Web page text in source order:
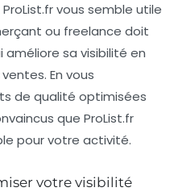
vous semble utile
ou freelance doit
améliore sa visibilité en
En vous
de qualité optimisées
que ProList.fr
pour votre activité.
votre visibilité